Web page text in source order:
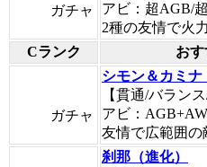
ガチャ
アビ：超AGB/
2種の友情で火
Cランク
お
ガチャ
シモン＆カミナ
【貫通/バランス
アビ：
友情で広範囲の
刹那（進化）